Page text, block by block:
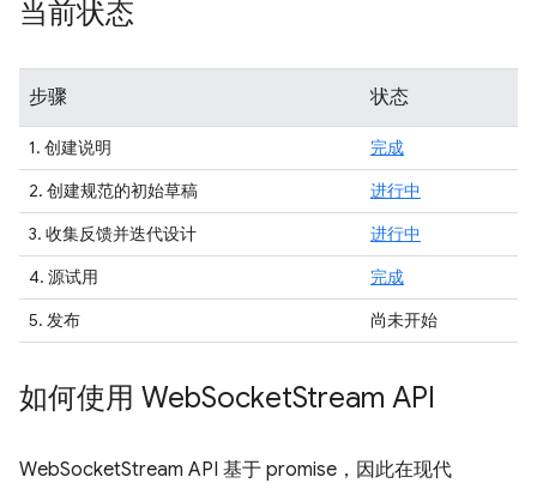
当前状态
步骤 状态
1. 创建说明
完成
2. 创建规范的初始草稿
进行中
3. 收集反馈并迭代设计
进行中
4. 源试用
完成
5. 发布
尚未开始
如何使用 WebSocketStream API
WebSocketStream API 基于 promise，因此在现代